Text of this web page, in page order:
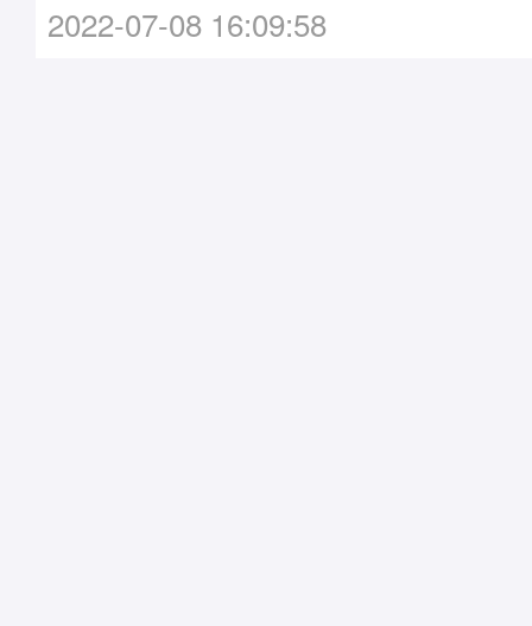
2022-07-08 16:09:58